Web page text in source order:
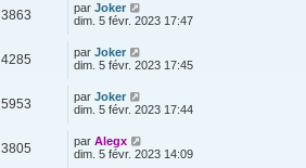
3863 par Joker
dim. 5 févr. 2023 17:47
4285 par Joker
dim. 5 févr. 2023 17:45
5953 par Joker
dim. 5 févr. 2023 17:44
3805 par Alegx
dim. 5 févr. 2023 14:09